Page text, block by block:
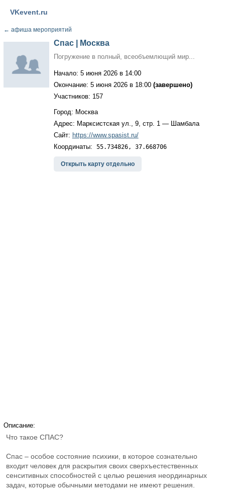
VKevent.ru
← афиша мероприятий
Спас | Москва
Погружение в полный, всеобъемлющий мир...
Начало: 5 июня 2026 в 14:00
Окончание: 5 июня 2026 в 18:00 (завершено)
Участников: 157
Город: Москва
Адрес: Марксистская ул., 9, стр. 1 — Шамбала
Сайт: https://www.spasist.ru/
Координаты: 55.734826, 37.668706
Открыть карту отдельно
Описание:
Что такое СПАС?
Спас – особое состояние психики, в которое сознательно
входит человек для раскрытия своих сверхъестественных
сенситивных способностей с целью решения неординарных
задач, которые обычными методами не имеют решения.